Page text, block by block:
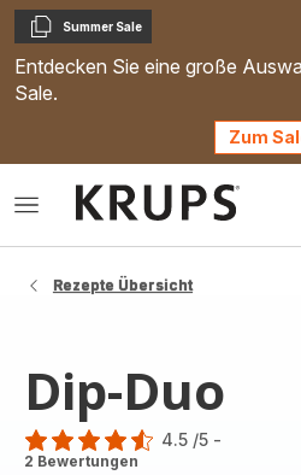
Kopieren
Summer Sale
Entdecken Sie eine große
Sale.
Zum
Das
Rezepte Übersicht
Dip-Duo
ratings.4.5
4.5 /5 -
2 Bewertungen